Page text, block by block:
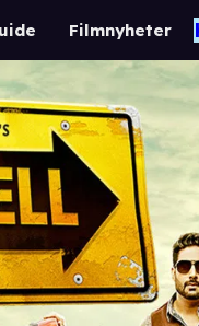
Filmnyheter